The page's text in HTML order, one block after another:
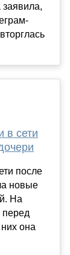
в сети
после
новые
На
перед
она